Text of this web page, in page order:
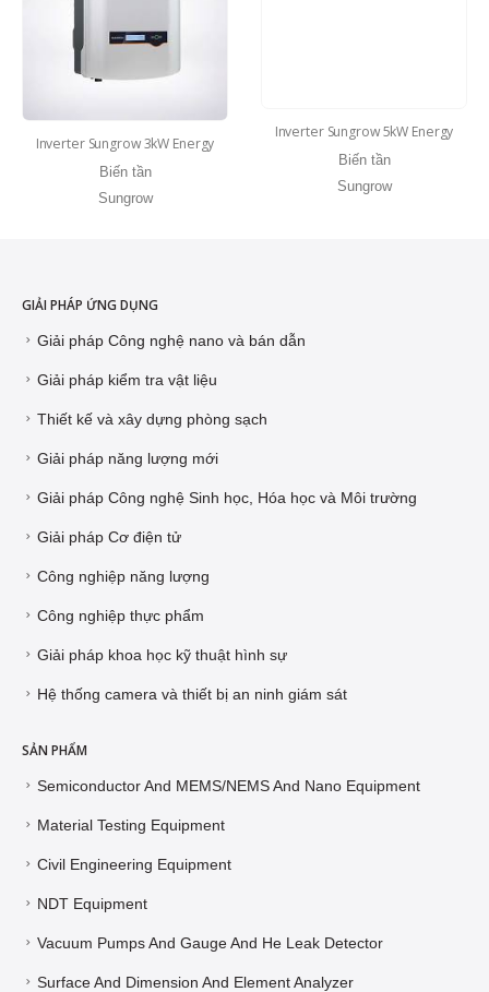
Inverter Sungrow 3kW Energy
Biến tần
Sungrow
Inverter Sungrow 5kW Energy
Biến tần
Sungrow
GIẢI PHÁP ỨNG DỤNG
Giải pháp Công nghệ nano và bán dẫn
Giải pháp kiểm tra vật liệu
Thiết kế và xây dựng phòng sạch
Giải pháp năng lượng mới
Giải pháp Công nghệ Sinh học, Hóa học và Môi trường
Giải pháp Cơ điện tử
Công nghiệp năng lượng
Công nghiệp thực phẩm
Giải pháp khoa học kỹ thuật hình sự
Hệ thống camera và thiết bị an ninh giám sát
SẢN PHẨM
Semiconductor And MEMS/NEMS And Nano Equipment
Material Testing Equipment
Civil Engineering Equipment
NDT Equipment
Vacuum Pumps And Gauge And He Leak Detector
Surface And Dimension And Element Analyzer